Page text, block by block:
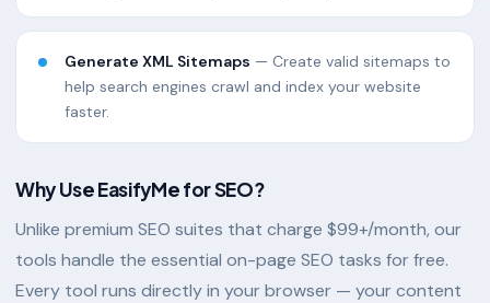
Generate XML Sitemaps — Create valid sitemaps to
help search engines crawl and index your website
faster.
Why Use EasifyMe for SEO?
Unlike premium SEO suites that charge $99+/month, our
tools handle the essential on-page SEO tasks for free.
Every tool runs directly in your browser — your content